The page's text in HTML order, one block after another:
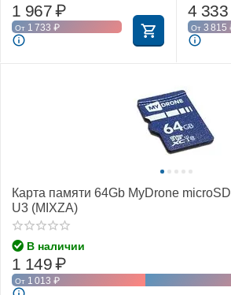
1 967₽
От 1 733 ₽
4 333
От 3 815
Карта памяти 64Gb MyDrone
U3 (MIXZA)
В наличии
1 149₽
От 1 013 ₽